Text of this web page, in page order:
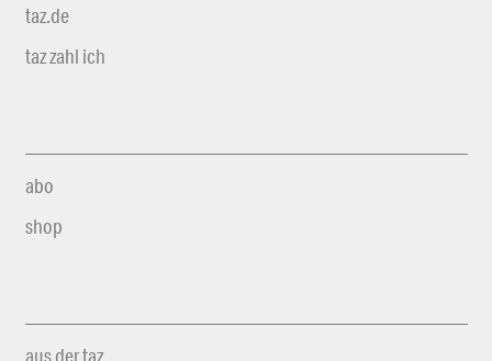
taz.de
taz zahl ich
abo
shop
aus der taz